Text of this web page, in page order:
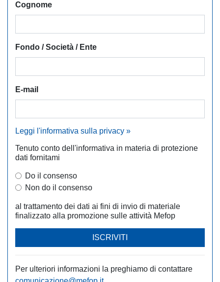
Cognome
Fondo / Società / Ente
E-mail
Leggi l'informativa sulla privacy »
Tenuto conto dell'informativa in materia di protezione
dati fornitami
Do il consenso
Non do il consenso
al trattamento dei dati ai fini di invio di materiale
finalizzato alla promozione sulle attività Mefop
ISCRIVITI
Per ulteriori informazioni la preghiamo di contattare